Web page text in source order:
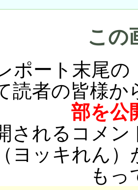
この
ポート末尾の
読者の皆様か
部を公
されるコメン
ヨッキれん
もっ